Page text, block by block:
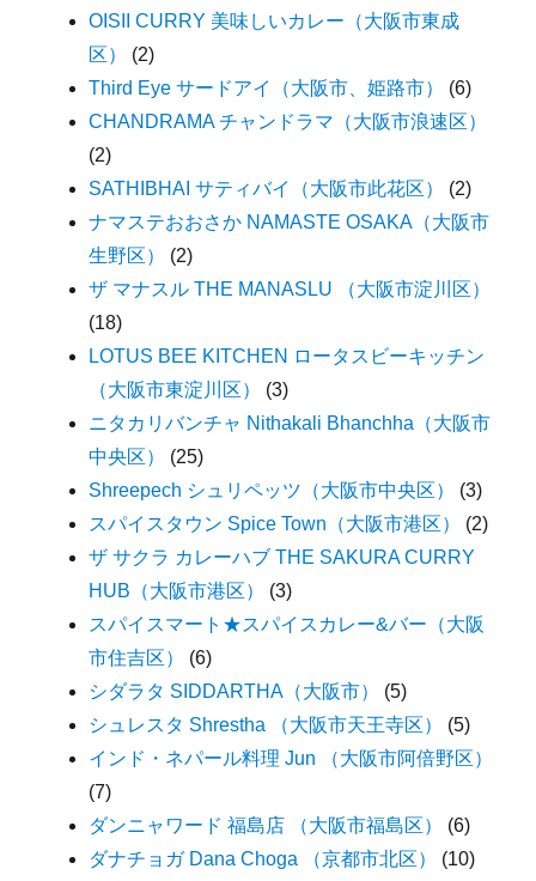
OISII CURRY 美味しいカレー（大阪市東成
区）
(2)
Third Eye サードアイ（大阪市、姫路市）
(6)
CHANDRAMA チャンドラマ（大阪市浪速区）
(2)
SATHIBHAI サティバイ（大阪市此花区）
(2)
ナマステおおさか NAMASTE OSAKA（大阪市
生野区）
(2)
ザ マナスル THE MANASLU （大阪市淀川区）
(18)
LOTUS BEE KITCHEN ロータスビーキッチン
（大阪市東淀川区）
(3)
ニタカリバンチャ Nithakali Bhanchha（大阪市
中央区）
(25)
Shreepech シュリペッツ（大阪市中央区）
(3)
スパイスタウン Spice Town（大阪市港区）
(2)
ザ サクラ カレーハブ THE SAKURA CURRY
HUB（大阪市港区）
(3)
スパイスマート★スパイスカレー&バー（大阪
市住吉区）
(6)
シダラタ SIDDARTHA（大阪市）
(5)
シュレスタ Shrestha （大阪市天王寺区）
(5)
インド・ネパール料理 Jun （大阪市阿倍野区）
(7)
ダンニャワード 福島店 （大阪市福島区）
(6)
ダナチョガ Dana Choga （京都市北区）
(10)